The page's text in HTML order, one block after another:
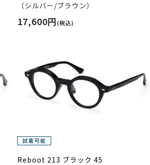
（シルバー/ブラウン）
17,600円(税込)
Reboot 213 ブラック 45